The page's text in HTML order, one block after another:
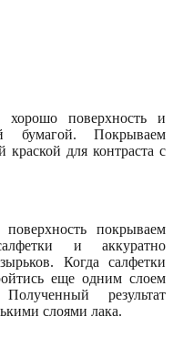
хорошо поверхность и
бумагой. Покрываем
краской для контраста с
покрываем
и аккуратно
Когда салфетки
еще одним слоем
результат
слоями лака.